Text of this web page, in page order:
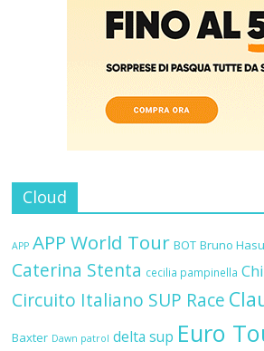
Cloud
APP APP World Tour BOT Bruno
Caterina Stenta cecilia pampinella
Circuito Italiano SUP Race
Baxter Dawn patrol delta sup Euro